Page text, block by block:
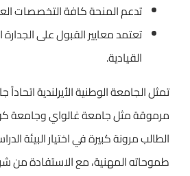
تدعم المنحة كافة التخصصات
تعتمد معايير القبول على الجدارة
القيادية.
تمثل الجامعة الوطنية الأيرلندية
مرموقة مثل جامعة غالواي وجامعة
الطالب مرونة كبيرة في اختيار البيئة
طموحاته المهنية، مع الاستفادة من